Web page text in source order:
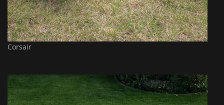
Corsair